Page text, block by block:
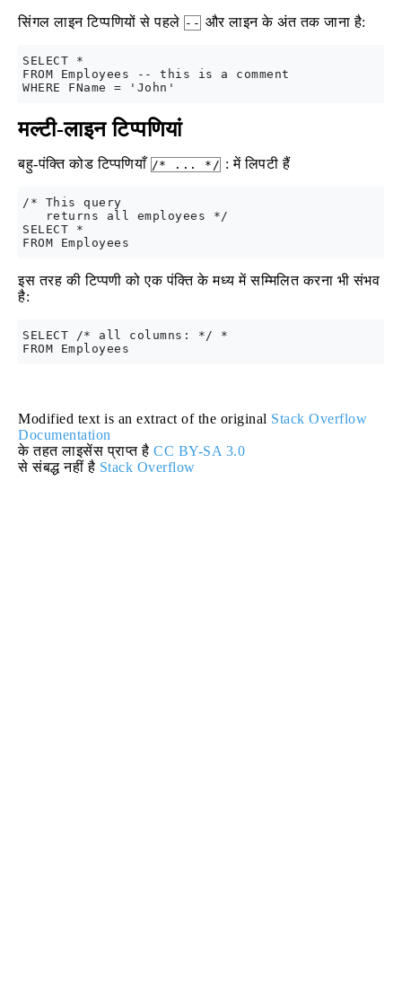
सिंगल लाइन टिप्पणियों से पहले -- और लाइन के अंत तक जाना है:
SELECT *
FROM Employees -- this is a comment
मल्टी-लाइन टिप्पणियां
बहु-पंक्ति कोड टिप्पणियाँ /* ... */ : में लिपटी हैं
/* This query
   returns all employees */
SELECT *
इस तरह की टिप्पणी को एक पंक्ति के मध्य में सम्मिलित करना भी संभव
है:
SELECT /* all columns: */ *
Modified text is an extract of the original Stack Overflow
Documentation
के तहत लाइसेंस प्राप्त है CC BY-SA 3.0
से संबद्ध नहीं है Stack Overflow